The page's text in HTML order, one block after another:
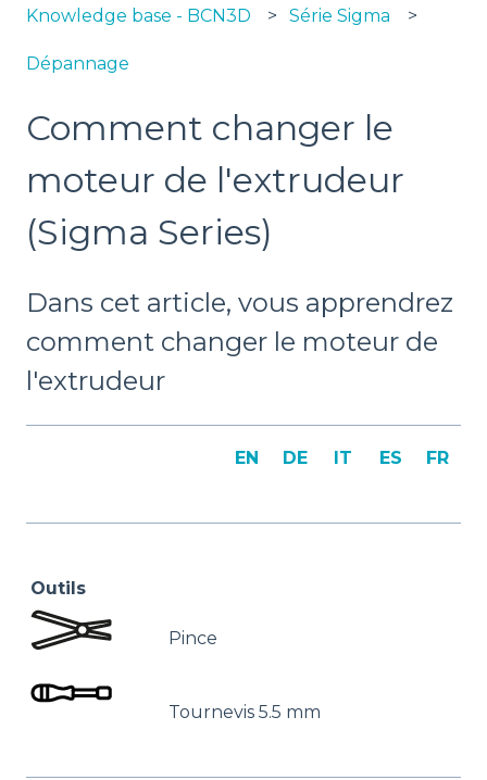
Knowledge base - BCN3D Série Sigma
Dépannage
Comment changer le
moteur de l'extrudeur
(Sigma Series)
Dans cet article, vous apprendrez
comment changer le moteur de
l'extrudeur
EN DE IT ES FR
Outils
Pince
Tournevis 5.5 mm